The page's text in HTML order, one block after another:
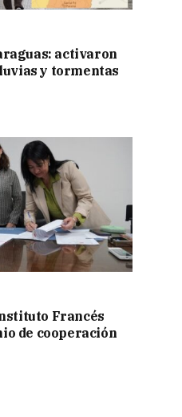
activaron
y tormentas
Francés
de cooperación